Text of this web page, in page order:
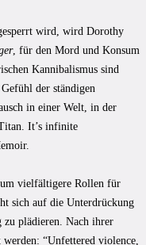
wird, wird Dorothy
, für den Mord und Konsum
Kannibalismus sind
der ständigen
in einer Welt, in der
It’s infinite
um vielfältigere Rollen für
sich auf die Unterdrückung
zu plädieren. Nach ihrer
“Unfettered violence,